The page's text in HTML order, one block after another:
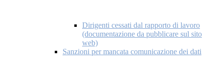
Dirigenti cessati dal rapporto di lavoro
(documentazione da pubblicare sul sito
web)
Sanzioni per mancata comunicazione dei dati